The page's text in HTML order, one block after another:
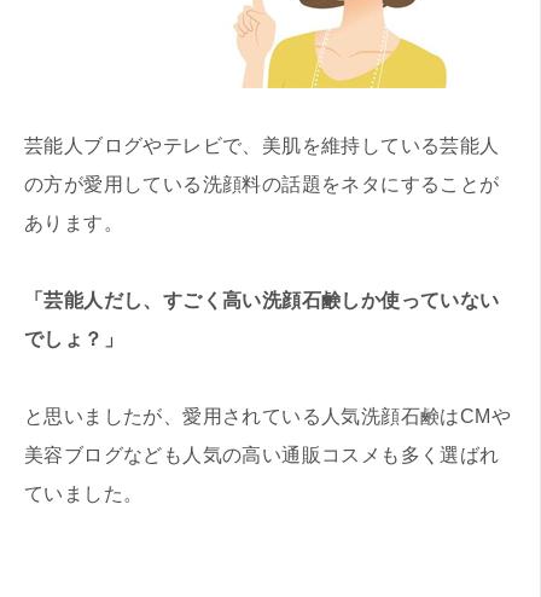
芸能人ブログやテレビで、美肌を維持している芸能人
の方が愛用している洗顔料の話題をネタにすることが
あります。
「芸能人だし、すごく高い洗顔石鹸しか使っていない
でしょ？」
と思いましたが、愛用されている人気洗顔石鹸はCMや
美容ブログなども人気の高い通販コスメも多く選ばれ
ていました。